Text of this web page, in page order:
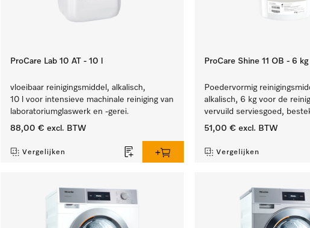
ProCare Lab 10 AT - 10 l
vloeibaar reinigingsmiddel, alkalisch,
10 l voor intensieve machinale reiniging van
laboratoriumglaswerk en -gerei.
88,00 € excl. BTW
Vergelijken
ProCare Shine 11 OB - 6 kg
Poedervormig
alkalisch, 6 kg voor de
vervuild serviesgoed,
51,00 € excl. BTW
Vergelijken